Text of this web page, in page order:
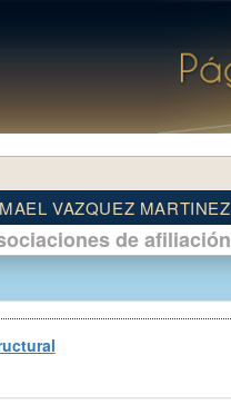
VAZQUEZ MARTINEZ
de afiliación